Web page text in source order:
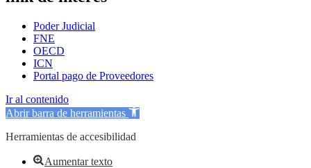
Poder Judicial
FNE
OECD
ICN
Portal pago de Proveedores
Ir al contenido
Abrir barra de herramientas
Herramientas de accesibilidad
Aumentar texto